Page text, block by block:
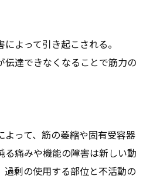
よって引き起こされる。
伝達できなくなることで筋力の
よって、筋の萎縮や固有受容器
る痛みや機能の障害は新しい動
剰の使用する部位と不活動の